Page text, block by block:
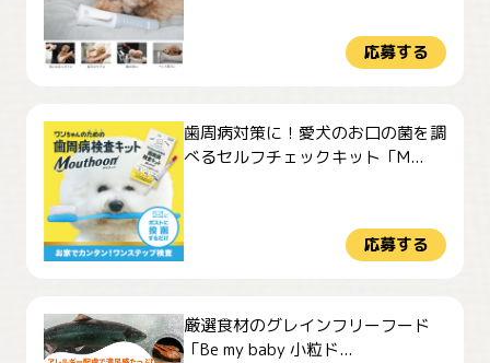
応募する
歯周病対策に！愛犬のお口の菌を調
べるセルフチェックキット「M...
応募する
厳選食材のグレインフリーフード
「Be my baby 小粒ド...